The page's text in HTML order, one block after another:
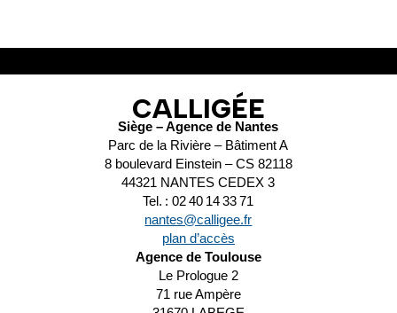
CALLIGÉE
Siège – Agence de Nantes
Parc de la Rivière – Bâtiment A
8 boulevard Einstein – CS 82118
44321 NANTES CEDEX 3
Tel. : 02 40 14 33 71
nantes@calligee.fr
plan d’accès
Agence de Toulouse
Le Prologue 2
71 rue Ampère